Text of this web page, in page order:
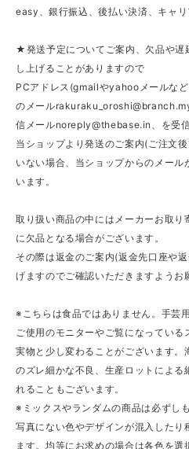
easy、銀行振込、後払い決済、キャ
★発送予定についてご案内、欠品や遅
し上げることがありますので
PCアドレス(gmailやyahooメールな
のメール
信メールnoreply@thebase.in 、を受
当ショップより発送のご案内(ご注文
いない場合、当ショップからのメー
います。
取り扱い商品の中にはメーカーお取
に欠品となる場合がございます。
その際は返金のご案内(返金先口座や
げますのでご確認いただきますようお
※こちらは食品ではありません。手芸
ご使用のモニターやご覧になってい
実物と少し変わることがございます。
のズレ細かな不良、生産ロットによる
れることもございます。
※ミックスやランダムの商品は必ずし
写真にない色やデザインが混入した
ます。均等にお求めの場合は各色を